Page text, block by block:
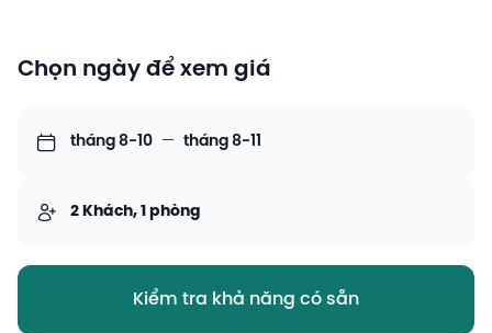
Chọn ngày để xem giá
tháng 8-10 — tháng 8-11
2 Khách, 1 phòng
Kiểm tra khả năng có sẵn